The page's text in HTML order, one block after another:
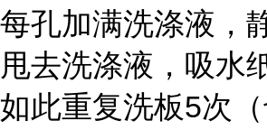
每孔加满洗涤液，
甩去洗涤液，吸水
如此重复洗板5次